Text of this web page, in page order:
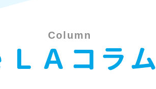
Column
ＬＡコラム